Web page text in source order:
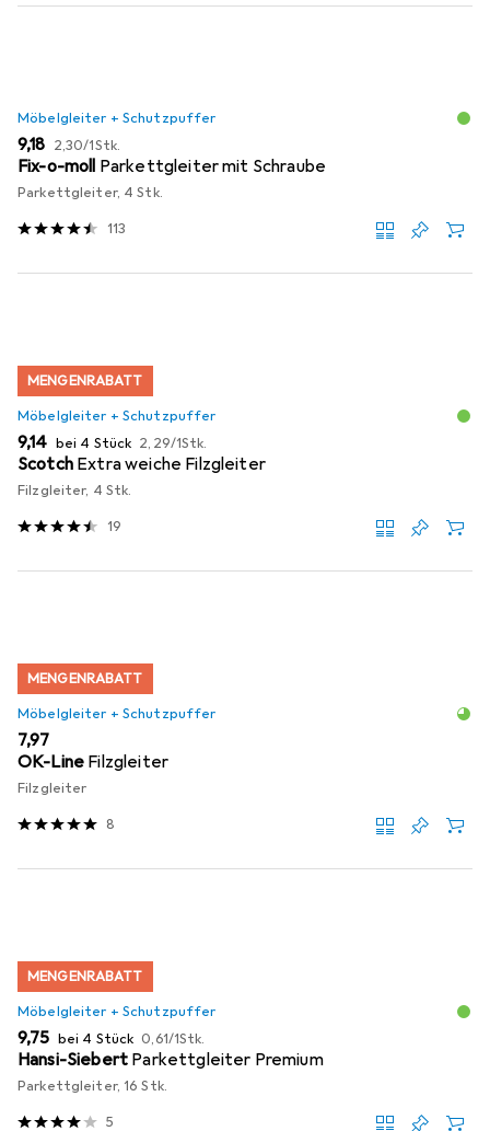
Möbelgleiter + Schutzpuffer
EUR
9,18 EUR
2,30/1Stk.
Fix-o-moll Parkettgleiter mit Schraube
Parkettgleiter, 4 Stk.
113
MENGENRABATT
Möbelgleiter + Schutzpuffer
EUR
9,14 bei 4 Stück EUR
2,29/1Stk.
Scotch Extra weiche Filzgleiter
Filzgleiter, 4 Stk.
19
MENGENRABATT
Möbelgleiter + Schutzpuffer
EUR
7,97
OK-Line Filzgleiter
Filzgleiter
8
MENGENRABATT
Möbelgleiter + Schutzpuffer
EUR
9,75 bei 4 Stück EUR
0,61/1Stk.
Hansi-Siebert Parkettgleiter Premium
Parkettgleiter, 16 Stk.
5